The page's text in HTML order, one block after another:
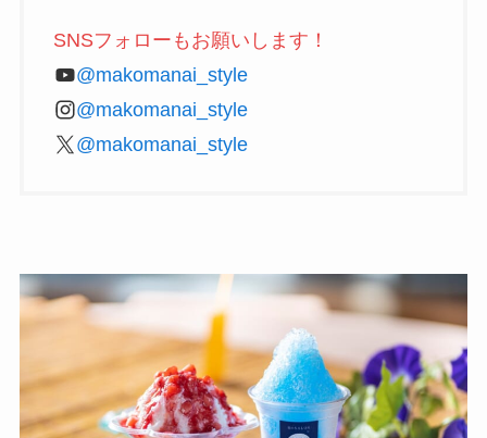
SNSフォローもお願いします！
@makomanai_style
@makomanai_style
@makomanai_style